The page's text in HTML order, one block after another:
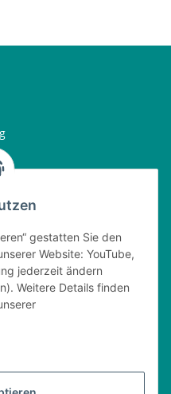
gestatten Sie den
Website: YouTube,
jederzeit ändern
Weitere Details finden